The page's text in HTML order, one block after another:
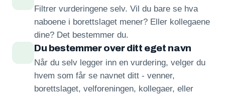
Filtrer vurderingene selv. Vil du bare se hva
naboene i borettslaget mener? Eller kollegaene
dine? Det bestemmer du.
Du bestemmer over ditt eget navn
Når du selv legger inn en vurdering, velger du
hvem som får se navnet ditt - venner,
borettslaget, velforeningen, kollegaer, eller